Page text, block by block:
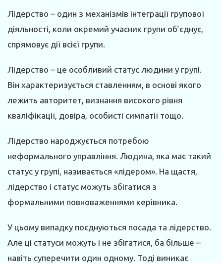
Лідерство – один з механізмів інтеграції групової
діяльності, коли окремий учасник групи об’єднує,
спрямовує дії всієї групи.
Лідерство – це особливий статус людини у групі.
Він характеризується ставленням, в основі якого
лежить авторитет, визнання високого рівня
кваліфікації, довіра, особисті симпатії тощо.
Лідерство народжується потребою
неформального управління. Людина, яка має такий
статус у групі, називається «лідером». На щастя,
лідерство і статус можуть збігатися з
формальними повноваженнями керівника.
У цьому випадку поєднуються посада та лідерство.
Але ці статуси можуть і не збігатися, ба більше –
навіть суперечити один одному. Тоді виникає